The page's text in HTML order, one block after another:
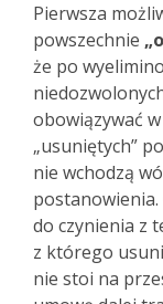
Pierwsza
powszechnie
że po
obowiązywać
„usuniętych”
nie wchodzą
postanowienia.
do czynienia z
z którego
nie stoi na